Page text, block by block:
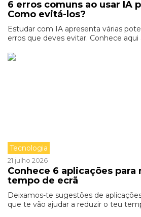
6 erros comuns ao usar IA
Como evitá-los?
Estudar com IA apresenta várias
erros que deves evitar. Conhece aqui
Tecnologia
21 julho 2026
Conhece 6 aplicações
tempo de ecrã
Deixamos-te sugestões de
que te vão ajudar a reduzir o teu